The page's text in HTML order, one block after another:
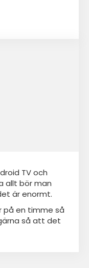
TV och
allt bör man
är enormt.
på en timme så
så att det